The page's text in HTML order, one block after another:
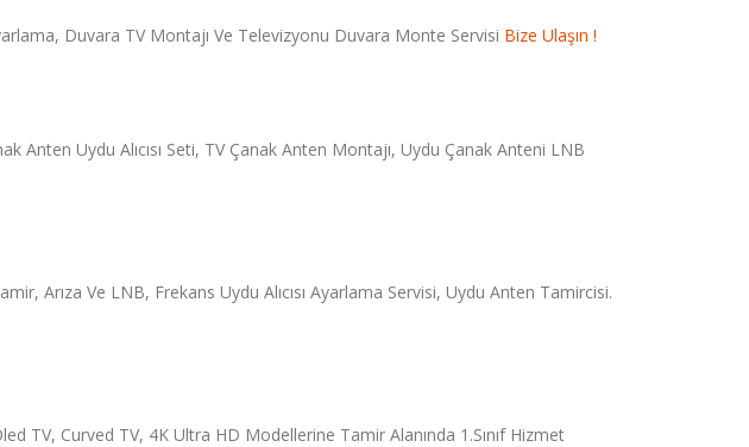
Duvara TV Montajı Ve Televizyonu Duvara Monte Servisi Bize Ulaşın !
Anten Uydu Alıcısı Seti, TV Çanak Anten Montajı, Uydu Çanak Anteni LNB
Arıza Ve LNB, Frekans Uydu Alıcısı Ayarlama Servisi, Uydu Anten Tamircisi.
TV, Curved TV, 4K Ultra HD Modellerine Tamir Alanında 1.Sınıf Hizmet